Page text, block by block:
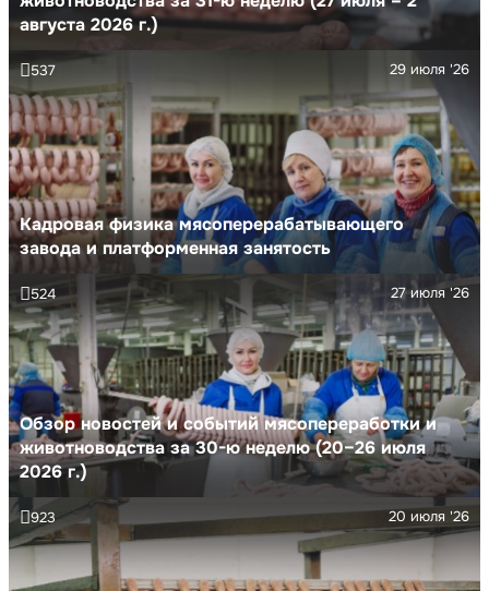
августа 2026 г.)
Кадровая физика мясоперерабатывающего
завода и платформенная занятость
29 июля '26
537
Обзор новостей и событий мясопереработки и
животноводства за 30-ю неделю (20–26 июля
2026 г.)
27 июля '26
524
20 июля '26
923